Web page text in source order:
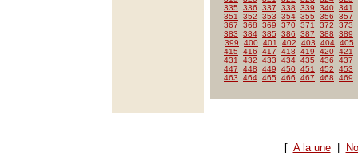
335
336 337 338 339 340 341
351
352 353 354 355 356
357
367
368 369 370 371 372
373
383
384 385 386 387 388
389
399
400 401 402 403 404 405
415
416 417 418 419 420 421
431
432 433 434 435 436
437
447
448 449 450 451 452
453
463
464 465 466 467 468 469
[ A la une|